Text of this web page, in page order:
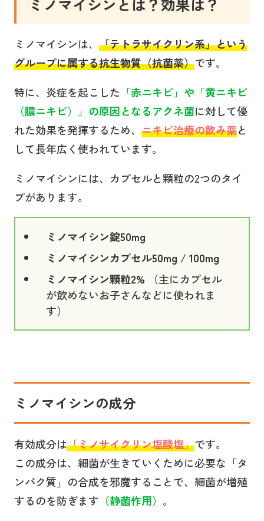
ミノマイシンは、 「テトラサイクリン系」という
グループに属する抗生物質（抗菌薬）です。
特に、炎症を起こした 「赤ニキビ」や「黄ニキビ
（膿ニキビ）」の原因となるアクネ菌に対して優
れた効果を発揮するため、 ニキビ治療の飲み薬と
して長年広く使われています。
ミノマイシンには、カプセルと顆粒の2つのタイ
プがあります。
ミノマイシン錠50mg
ミノマイシンカプセル50mg / 100mg
ミノマイシン顆粒2% （主にカプセル
が飲めないお子さんなどに使われま
す）
ミノマイシンの成分
有効成分は「ミノサイクリン塩酸塩」です。
この成分は、細菌が生きていくために必要な「タ
ンパク質」の合成を邪魔することで、細菌が増殖
するのを防ぎます （静菌作用） 。